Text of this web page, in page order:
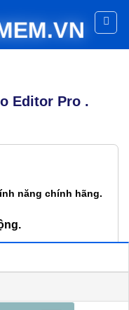
Editor Pro .
năng chính hãng.
. số lượng